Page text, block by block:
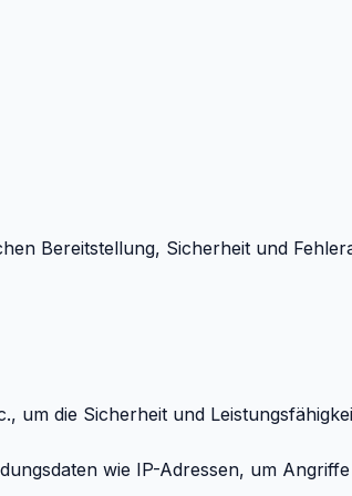
Bereitstellung, Sicherheit und
um die Sicherheit und
wie IP-Adressen, um